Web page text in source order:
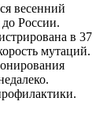
весенний
России.
в 37
мутаций.